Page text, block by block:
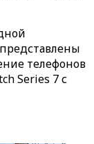
телефонов
Series 7 с